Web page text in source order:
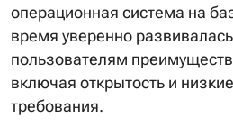
операционная система на
время уверенно
пользователям
включая открытость и
требования.